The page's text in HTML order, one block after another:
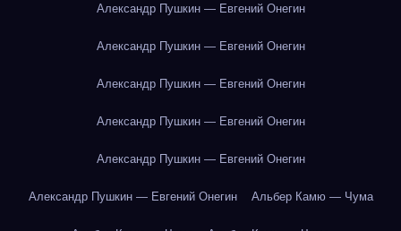
Александр Пушкин — Евгений Онегин
Александр Пушкин — Евгений Онегин
Александр Пушкин — Евгений Онегин
Александр Пушкин — Евгений Онегин
Александр Пушкин — Евгений Онегин
Александр Пушкин — Евгений Онегин Альбер Камю — Чума